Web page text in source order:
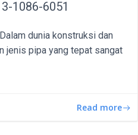
1086-6051
dunia konstruksi dan
jenis pipa yang tepat sangat
Read more